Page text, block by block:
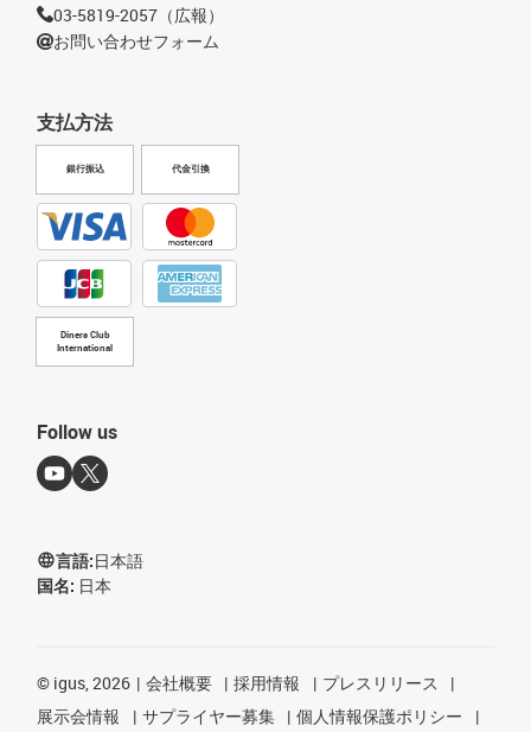
支払方法
銀行振込 代金引換
Diners Club
International
03-5819-2057（広報）
お問い合わせフォーム
Follow us
言語:日本語
国名: 日本
© igus, 2026 会社概要 採用情報
プレスリリース
展示会情報
サプライヤー募集
個人情報保護ポリシー